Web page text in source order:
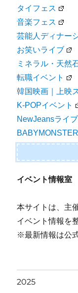
タイフェス
音楽フェス
芸能人ディナー
お笑いライブ
ミネラル・天然
転職イベント
韓国映画｜上映
K-POPイベント
NewJeansライブ
イベント情報室
本サイトは、主
イベント情報を
※最新情報は公
2025